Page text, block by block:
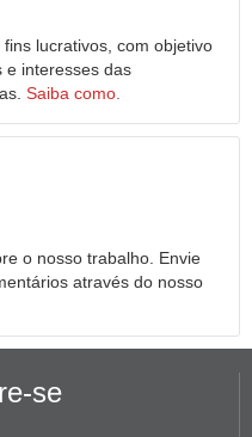
lucrativos, com objetivo
e interesses das
Saiba como.
o nosso trabalho. Envie
através do nosso
se